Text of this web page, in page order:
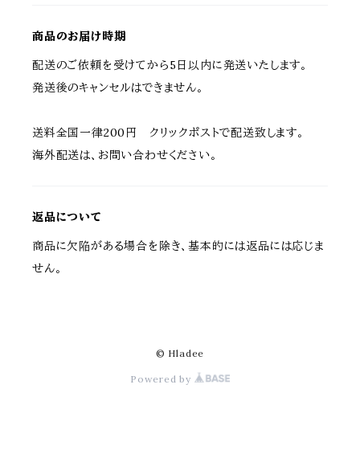
商品のお届け時期
配送のご依頼を受けてから5日以内に発送いたします。
発送後のキャンセルはできません。
送料全国一律200円 クリックポストで配送致します。
海外配送は、お問い合わせください。
返品について
商品に欠陥がある場合を除き、基本的には返品には応じま
せん。
© Hladee
Powered by